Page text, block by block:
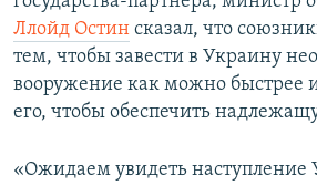
Ллойд Остин сказал, что
тем, чтобы завести в Украину
вооружение как можно быстрее
его, чтобы обеспечить
«Ожидаем увидеть наступление